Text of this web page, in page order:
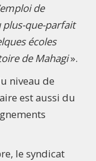
de
plus-que-parfait
écoles
de Mahagi».
niveau de
est aussi du
le syndicat